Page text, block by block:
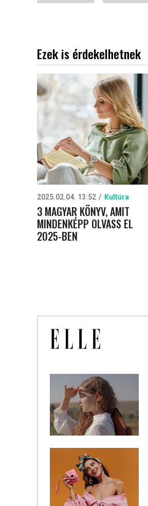
Ezek is érdekelhetnek
2025.02.04. 13:52 Kultúra
3 MAGYAR KÖNYV, AMIT
MINDENKÉPP OLVASS EL
2025-BEN